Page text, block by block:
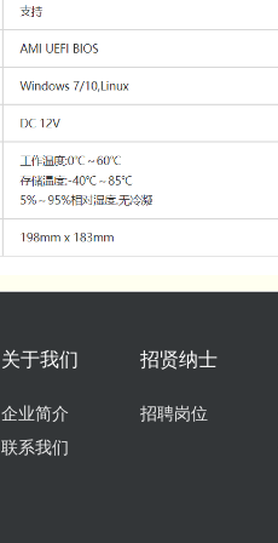
关于我们
企业简介
联系我们
招贤纳士
招聘岗位